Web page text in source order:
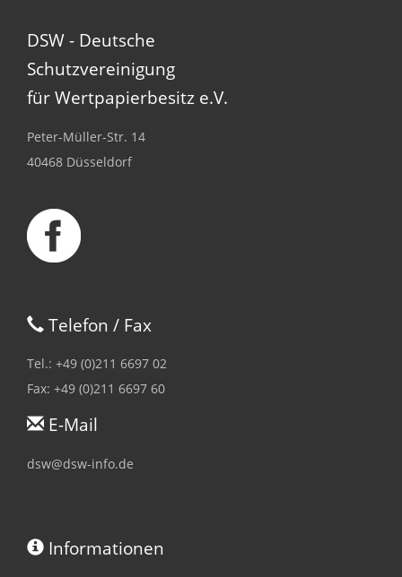
DSW - Deutsche
Schutzvereinigung
für Wertpapierbesitz e.V.
Peter-Müller-Str. 14
40468 Düsseldorf
Telefon / Fax
Tel.: +49 (0)211 6697 02
Fax: +49 (0)211 6697 60
E-Mail
dsw@dsw-info.de
Informationen